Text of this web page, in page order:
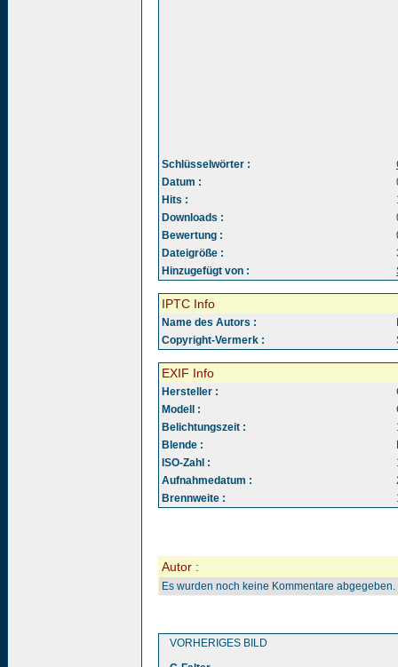
Schlüsselwörter :
Datum :
Hits :
Downloads :
Bewertung :
Dateigröße :
Hinzugefügt von :
IPTC Info
Name des Autors :
Copyright-Vermerk :
EXIF Info
Hersteller :
Modell :
Belichtungszeit :
Blende :
ISO-Zahl :
Aufnahmedatum :
Brennweite :
Autor :
Es wurden noch keine Kommentare abgegeben.
VORHERIGES BILD